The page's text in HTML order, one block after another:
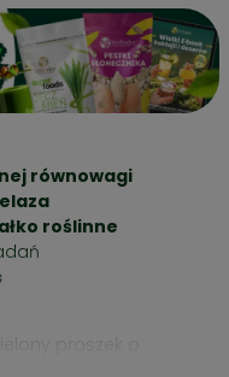
równowagi
roślinne
proszek o